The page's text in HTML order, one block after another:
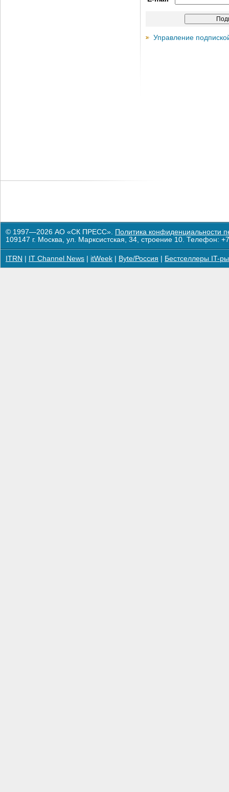
Управление
© 1997—2026 АО «СК ПРЕСС». Политика конфиденциальности
109147 г. Москва, ул. Марксистская, 34, строение 10. Телефон:
ITRN IT Channel News itWeek Byte/Россия Бестселлеры IT-